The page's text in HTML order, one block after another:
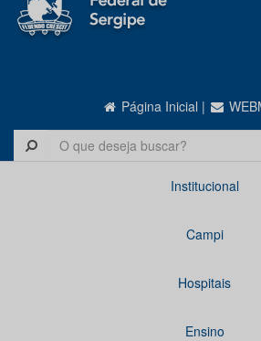
Página Inicial |
Institucional
Campi
Hospitais
Ensino